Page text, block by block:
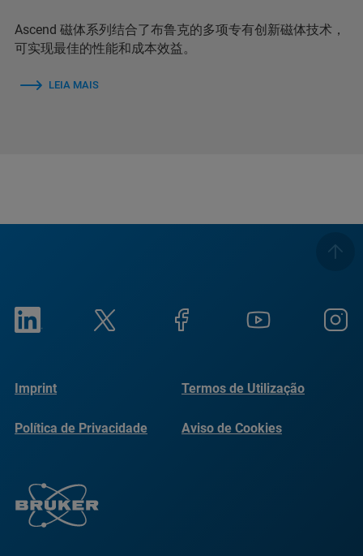
Ascend 磁体系列结合了布鲁克的多项专有创新磁体技术，
可实现最佳的性能和成本效益。
LEIA MAIS
Imprint Termos de Utilização
Política de Privacidade Aviso de Cookies